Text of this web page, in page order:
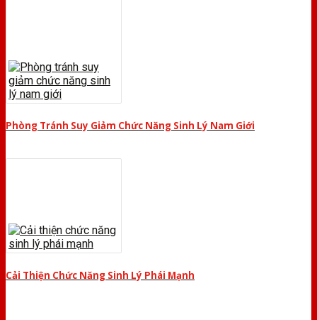
Phòng Tránh Suy Giảm Chức Năng Sinh Lý Nam Giới
Cải Thiện Chức Năng Sinh Lý Phái Mạnh